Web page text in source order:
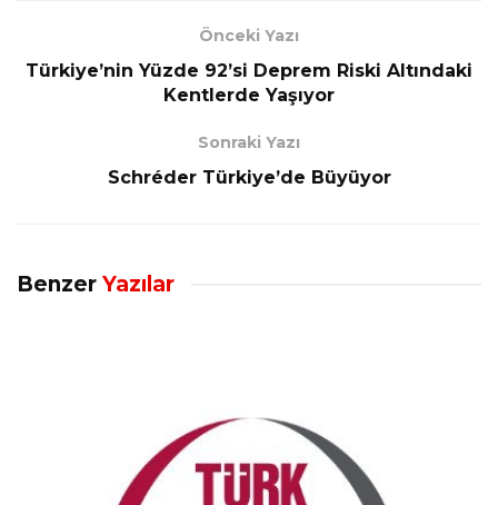
Önceki Yazı
Türkiye’nin Yüzde 92’si Deprem Riski Altındaki
Kentlerde Yaşıyor
Sonraki Yazı
Schréder Türkiye’de Büyüyor
Benzer Yazılar